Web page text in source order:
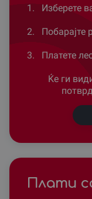
1. Изберете
2. Побарајте
3. Платете
Ќе ги
Плати